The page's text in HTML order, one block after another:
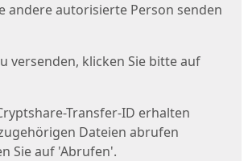
andere autorisierte Person senden
versenden, klicken Sie bitte auf
Transfer-ID erhalten
Dateien abrufen
Sie auf 'Abrufen'.